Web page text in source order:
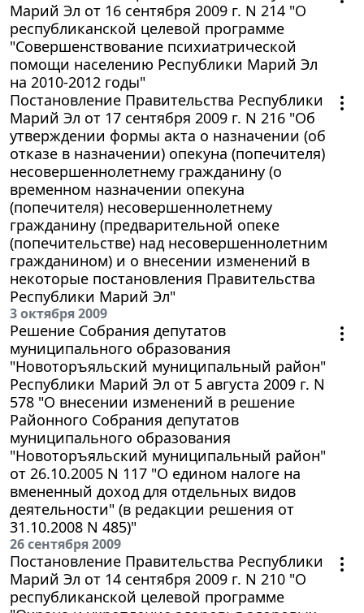
Марий Эл от 16 сентября 2009 г. N 214 "О
республиканской целевой программе
"Совершенствование психиатрической
помощи населению Республики Марий Эл
на 2010-2012 годы"
Постановление Правительства Республики
Марий Эл от 17 сентября 2009 г. N 216 "Об
утверждении формы акта о назначении (об
отказе в назначении) опекуна (попечителя)
несовершеннолетнему гражданину (о
временном назначении опекуна
(попечителя) несовершеннолетнему
гражданину (предварительной опеке
(попечительстве) над несовершеннолетним
гражданином) и о внесении изменений в
некоторые постановления Правительства
Республики Марий Эл"
3 октября 2009
Решение Собрания депутатов
муниципального образования
"Новоторъяльский муниципальный район"
Республики Марий Эл от 5 августа 2009 г. N
578 "О внесении изменений в решение
Районного Собрания депутатов
муниципального образования
"Новоторъяльский муниципальный район"
от 26.10.2005 N 117 "О едином налоге на
вмененный доход для отдельных видов
деятельности" (в редакции решения от
31.10.2008 N 485)"
26 сентября 2009
Постановление Правительства Республики
Марий Эл от 14 сентября 2009 г. N 210 "О
республиканской целевой программе